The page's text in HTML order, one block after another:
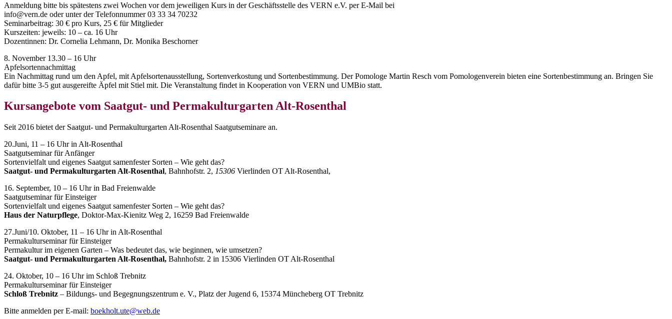
Anmeldung bitte bis spätestens zwei Wochen vor dem jeweiligen Kurs in der Geschäftsstelle des VERN e.V. per E-Mail bei
info@vern.de oder unter der Telefonnummer 03 33 34 70232
Seminarbeitrag: 30 € pro Kurs, 25 € für Mitglieder
Kurszeiten: jeweils: 10 – ca. 16 Uhr
Dozentinnen: Dr. Cornelia Lehmann, Dr. Monika Beschorner
8. November 13.30 – 16 Uhr
Apfelsortennachmittag
Ein Nachmittag rund um den Apfel, mit Apfelsortenausstellung, Sortenverkostung und Sortenbestimmung. Der Pomologe Martin Resch vom Pomologenverein bieten eine Sortenbestimmung an. Bringen Sie
dafür bitte 3-5 gut ausgereifte Äpfel mit Stiel mit. Die Veranstaltung findet in Kooperation von VERN und UMBio statt.
Kursangebote vom Saatgut- und Permakulturgarten Alt-Rosenthal
Seit 2016 bietet der Saatgut- und Permakulturgarten Alt-Rosenthal Saatgutseminare an.
20.Juni, 11 – 16 Uhr in Alt-Rosenthal
Saatgutseminar für Anfänger
Sortenvielfalt und eigenes Saatgut samenfester Sorten – Wie geht das?
Saatgut- und Permakulturgarten Alt-Rosenthal, Bahnhofstr. 2, 15306 Vierlinden OT Alt-Rosenthal,
16. September, 10 – 16 Uhr in Bad Freienwalde
Saatgutseminar für Einsteiger
Sortenvielfalt und eigenes Saatgut samenfester Sorten – Wie geht das?
Haus der Naturpflege, Doktor-Max-Kienitz Weg 2, 16259 Bad Freienwalde
27.Juni/10. Oktober, 11 – 16 Uhr in Alt-Rosenthal
Permakulturseminar für Einsteiger
Permakultur im eigenen Garten – Was bedeutet das, wie beginnen, wie umsetzen?
Saatgut- und Permakulturgarten Alt-Rosenthal, Bahnhofstr. 2 in 15306 Vierlinden OT Alt-Rosenthal
24. Oktober, 10 – 16 Uhr im Schloß Trebnitz
Permakulturseminar für Einsteiger
Schloß Trebnitz – Bildungs- und Begegnungszentrum e. V., Platz der Jugend 6, 15374 Müncheberg OT Trebnitz
Bitte anmelden per E-mail: boekholt.ute@web.de